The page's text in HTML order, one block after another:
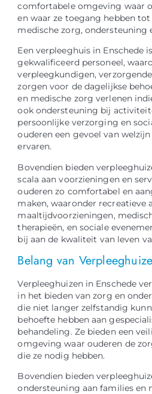
comfortabele omgeving waar
en waar ze toegang hebben
medische zorg, ondersteuning
Een verpleeghuis in Enschede
gekwalificeerd personeel,
verpleegkundigen,
zorgen voor de dagelijkse
en medische zorg verlenen
ook ondersteuning bij
persoonlijke verzorging en
ouderen een gevoel van
ervaren.
Bovendien bieden
scala aan voorzieningen en
ouderen zo comfortabel en
maken, waaronder recreatieve
maaltijdvoorzieningen,
therapieën, en sociale
bij aan de kwaliteit van leven
Belang van
Verpleeghuizen in Enschede
in het bieden van zorg en
die niet langer zelfstandig
behoefte hebben aan
behandeling. Ze bieden een
omgeving waar ouderen de
die ze nodig hebben.
Bovendien bieden
ondersteuning aan families en